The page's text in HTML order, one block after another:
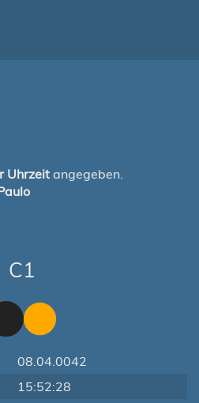
Uhrzeit angegeben.
C1
08.04.0042
15:52:28